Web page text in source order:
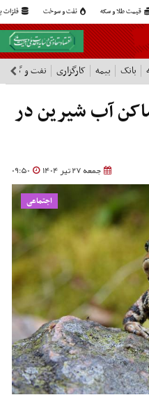
قیمت طلا و سکه نفت و سوخت فلزات
بانک بیمه کارگزاری نفت و گاز
آب شیرین در
جمعه 27 تیر 1404 09:50
اجتماعی